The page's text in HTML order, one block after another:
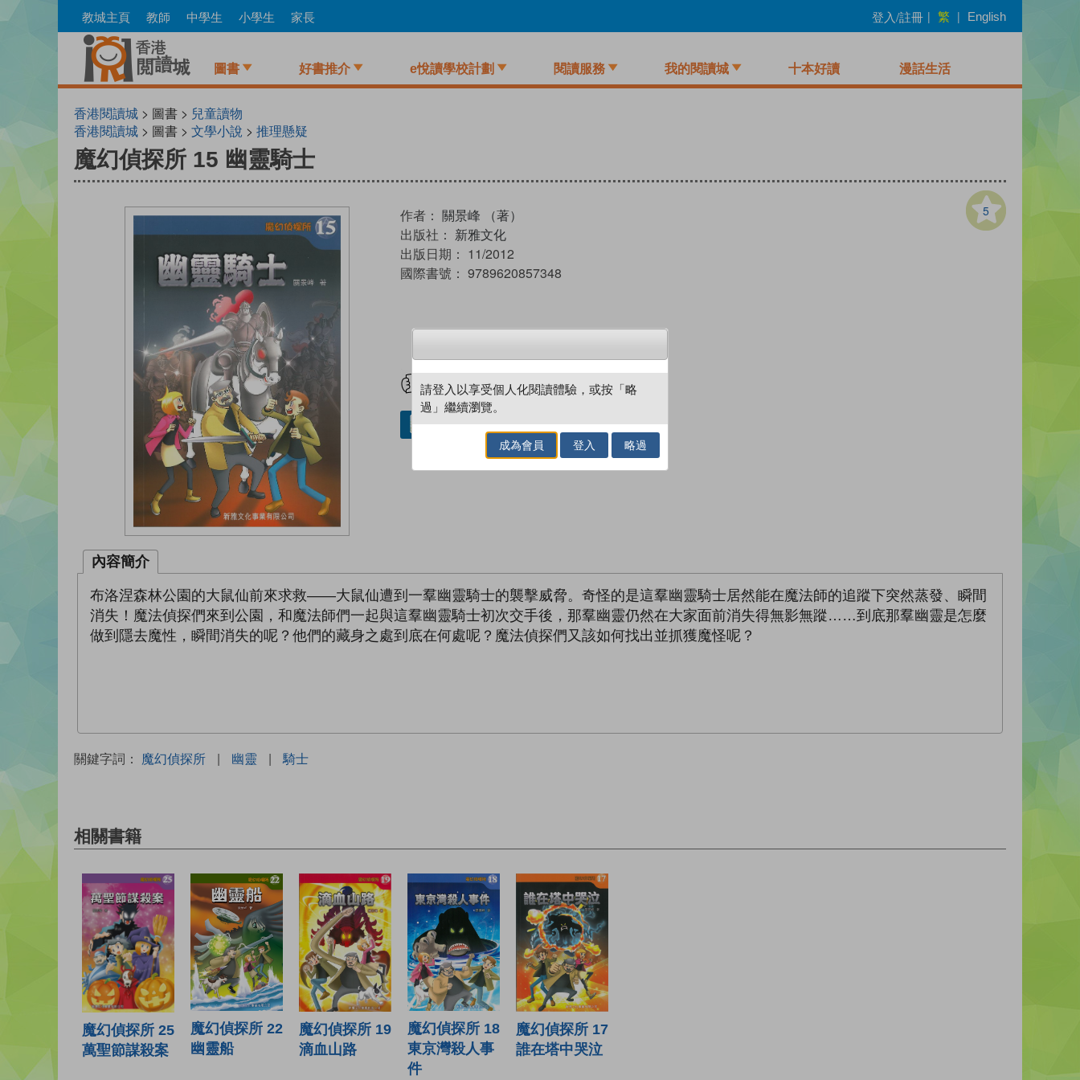
to
教城主頁 教師 中學生 小學生 家長 登入/註冊 | 繁 | English
圖書 好書推介 e悅讀學校計劃 閱讀服務 我的閱讀城 十本好讀 漫話生活
香港閱讀城 > 圖書 > 兒童讀物
香港閱讀城 > 圖書 > 文學小說 > 推理懸疑
魔幻偵探所 15 幽靈騎士
5
作者： 關景峰 （著）
出版社： 新雅文化
出版日期： 11/2012
國際書號： 9789620857348
試閲 加入閱讀紀錄
借閱實體書
內容簡介
布洛涅森林公園的大鼠仙前來求救——大鼠仙遭到一羣幽靈騎士的襲擊威脅。奇怪的是這羣幽靈騎士居然能在魔法師的追蹤下突然蒸發、瞬間
消失！魔法偵探們來到公園，和魔法師們一起與這羣幽靈騎士初次交手後，那羣幽靈仍然在大家面前消失得無影無蹤……到底那羣幽靈是怎麼
做到隱去魔性，瞬間消失的呢？他們的藏身之處到底在何處呢？魔法偵探們又該如何找出並抓獲魔怪呢？
關鍵字詞： 魔幻偵探所 | 幽靈 | 騎士
相關書籍
魔幻偵探所 25
萬聖節謀殺案
魔幻偵探所 22
幽靈船
魔幻偵探所 19
滴血山路
魔幻偵探所 18
東京灣殺人事
件
魔幻偵探所 17
誰在塔中哭泣
請登入以享受個人化閱讀體驗，或按「略
過」繼續瀏覽。
成為會員 登入 略過